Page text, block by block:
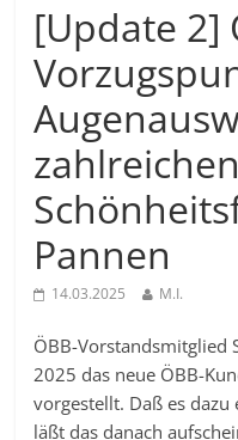
[Update 2]
zahlreichen
Pannen
14.03.2025 M.I.
ÖBB-Vorstandsmitglied
2025 das neue ÖBB-
vorgestellt. Daß es dazu
läßt das danach